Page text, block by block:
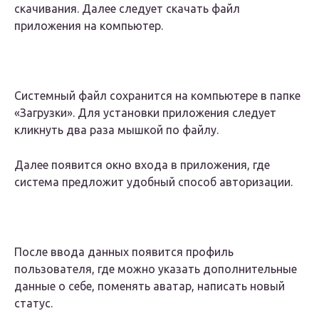
скачивания. Далее следует скачать файл
приложения на компьютер.
Системный файл сохранится на компьютере в папке
«Загрузки». Для установки приложения следует
кликнуть два раза мышкой по файлу.
Далее появится окно входа в приложения, где
система предложит удобный способ авторизации.
После ввода данных появится профиль
пользователя, где можно указать дополнительные
данные о себе, поменять аватар, написать новый
статус.